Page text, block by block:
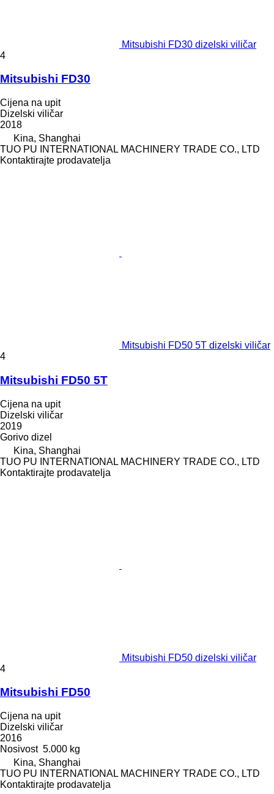
Mitsubishi FD30 dizelski viličar
4
Mitsubishi FD30
Cijena na upit
Dizelski viličar
2018
Kina, Shanghai
TUO PU INTERNATIONAL MACHINERY TRADE CO., LTD
Kontaktirajte prodavatelja
Mitsubishi FD50 5T dizelski viličar
4
Mitsubishi FD50 5T
Cijena na upit
Dizelski viličar
2019
Gorivo dizel
Kina, Shanghai
TUO PU INTERNATIONAL MACHINERY TRADE CO., LTD
Kontaktirajte prodavatelja
Mitsubishi FD50 dizelski viličar
4
Mitsubishi FD50
Cijena na upit
Dizelski viličar
2016
Nosivost 5.000 kg
Kina, Shanghai
TUO PU INTERNATIONAL MACHINERY TRADE CO., LTD
Kontaktirajte prodavatelja